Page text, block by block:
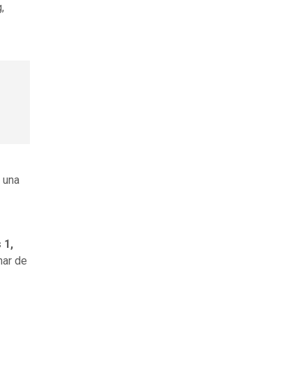
una
1,
de